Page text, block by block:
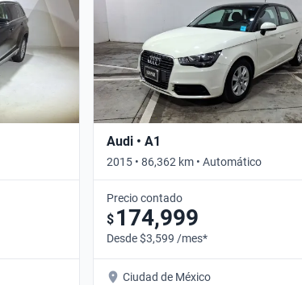
Audi • A1
2015 • 86,362 km • Automático
Precio contado
$ 174,999
Desde $3,599 /mes*
Ciudad de México